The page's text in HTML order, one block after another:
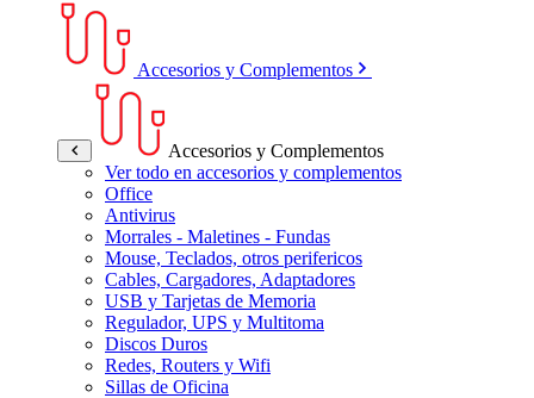
Accesorios y Complementos
Accesorios y Complementos
Ver todo en accesorios y complementos
Office
Antivirus
Morrales - Maletines - Fundas
Mouse, Teclados, otros perifericos
Cables, Cargadores, Adaptadores
USB y Tarjetas de Memoria
Regulador, UPS y Multitoma
Discos Duros
Redes, Routers y Wifi
Sillas de Oficina